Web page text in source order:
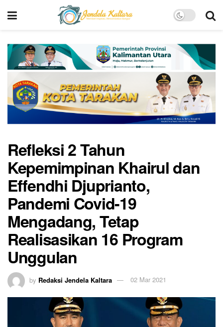
Refleksi 2 Tahun
Kepemimpinan Khairul dan
Effendhi Djuprianto,
Pandemi Covid-19
Mengadang, Tetap
Realisasikan 16 Program
Unggulan
by Redaksi Jendela Kaltara 02 Mar 2021